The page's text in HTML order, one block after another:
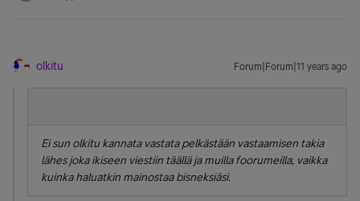
olkitu Forum|Forum|11 years ago
Ei sun olkitu kannata vastata pelkästään vastaamisen takia
lähes joka ikiseen viestiin täällä ja muilla foorumeilla, vaikka
kuinka haluatkin mainostaa bisneksiäsi.